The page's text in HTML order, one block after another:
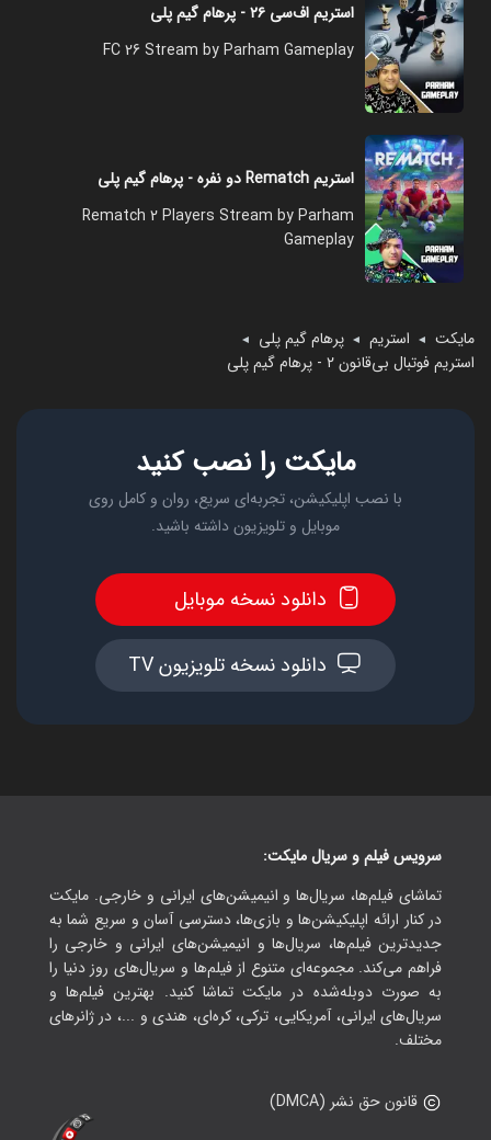
استریم اف‌سی ۲۶ - پرهام گیم پلی
FC 26 Stream by Parham Gameplay
استریم Rematch دو نفره - پرهام گیم پلی
Rematch 2 Players Stream by Parham
Gameplay
مایکت ◄ استریم ◄ پرهام گیم پلی ◄
استریم فوتبال بی‌قانون ۲ - پرهام گیم پلی
مایکت را نصب کنید
با نصب اپلیکیشن، تجربه‌ای سریع، روان و کامل روی
موبایل و تلویزیون داشته باشید.
دانلود نسخه موبایل
دانلود نسخه تلویزیون TV
سرویس فیلم و سریال مایکت:
تماشای فیلم‌ها، سریال‌ها و انیمیشن‌های ایرانی و خارجی. مایکت
در کنار ارائه اپلیکیشن‌ها و بازی‌ها، دسترسی آسان و سریع شما به
جدیدترین فیلم‌ها، سریال‌ها و انیمیشن‌های ایرانی و خارجی را
فراهم می‌کند. مجموعه‌ای متنوع از فیلم‌ها و سریال‌های روز دنیا را
به صورت دوبله‌شده در مایکت تماشا کنید. بهترین فیلم‌ها و
سریال‌های ایرانی، آمریکایی، ترکی، کره‌ای، هندی و ...، در ژانرهای
مختلف.
قانون حق نشر (DMCA)